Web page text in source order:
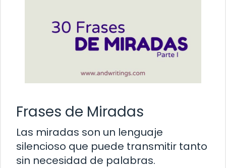
Frases de Miradas
Las miradas son un lenguaje
silencioso que puede transmitir tanto
sin necesidad de palabras.